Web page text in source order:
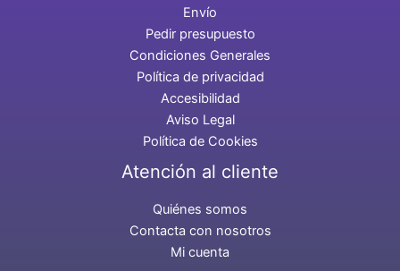
Envío
Pedir presupuesto
Condiciones Generales
Política de privacidad
Accesibilidad
Aviso Legal
Política de Cookies
Atención al cliente
Quiénes somos
Contacta con nosotros
Mi cuenta